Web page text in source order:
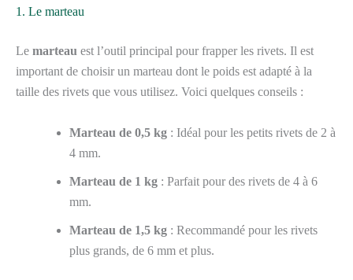
1. Le marteau
Le marteau est l’outil principal pour frapper les rivets. Il est
important de choisir un marteau dont le poids est adapté à la
taille des rivets que vous utilisez. Voici quelques conseils :
Marteau de 0,5 kg : Idéal pour les petits rivets de 2 à
4 mm.
Marteau de 1 kg : Parfait pour des rivets de 4 à 6
mm.
Marteau de 1,5 kg : Recommandé pour les rivets
plus grands, de 6 mm et plus.